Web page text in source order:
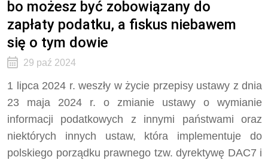
bo możesz być zobowiązany do
zapłaty podatku, a fiskus niebawem
się o tym dowie
29 paź 2024
1 lipca 2024 r. weszły w życie przepisy ustawy z dnia
23 maja 2024 r. o zmianie ustawy o wymianie
informacji podatkowych z innymi państwami oraz
niektórych innych ustaw, która implementuje do
polskiego porządku prawnego tzw. dyrektywę DAC7 i